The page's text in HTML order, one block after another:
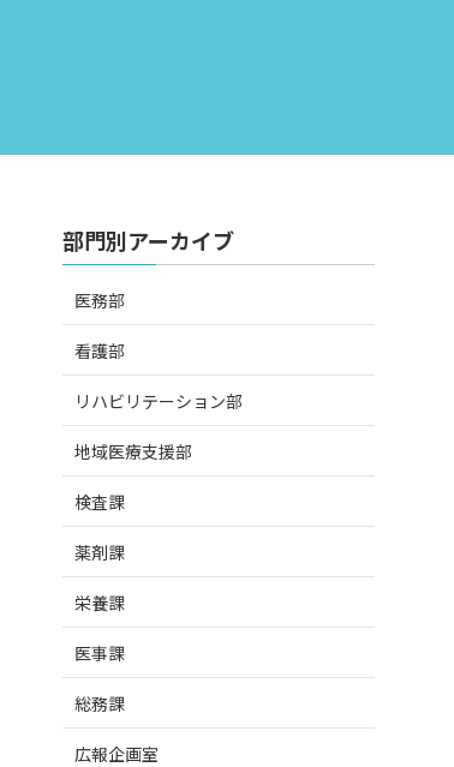
部門別アーカイブ
医務部
看護部
リハビリテーション部
地域医療支援部
検査課
薬剤課
栄養課
医事課
総務課
広報企画室